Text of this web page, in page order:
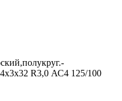
R3,0 АС4 125/100